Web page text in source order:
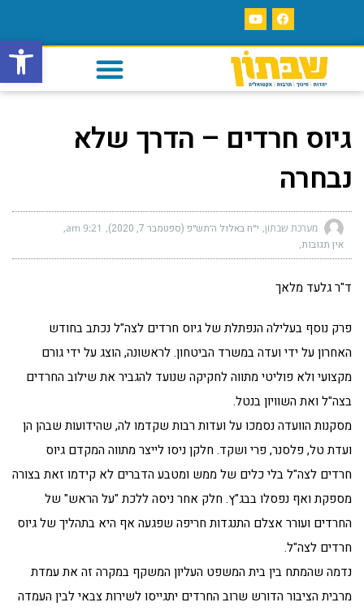
פתח
גיוס חרדים – הדרך שלא
נבחרה
מערכת שבתון י״ח באלול ה׳תש״פ (ספטמבר 7, 2020) 9:21 am
אין תגובות
ד"ר גלעד מלאך
פרק נוסף בעלילה הנפתלת של גיוס חרדים לצה"ל נכתב בחודש
האחרון על ידי ועדה במשרד הביטחון. לראשונה, הוצג על ידי גורם
מקצועי ולא פוליטי מתווה לחקיקה שנועד להגביר את שילוב החרדים
בצה"ל ואת השוויון בנטל.
מסקנות הוועדה נסמכו על ועדות רבות שקדמו לה, שהידועות שבהן הן
ועדת טל, פלסנר, פרי ושקד. חלקן ניסו לייצר מתווה המקדם גיוס
חרדים לצה"ל בלי כלים של ממש ומטבע הדברים לא קידמו זאת בצורה
מספקת ואף נפסלו בבג"ץ. חלק אחר ניסה ללכת "על הראש" של
החרדים ועורר אצלם התנגדות חריפה שפגעה אף היא בתהליך של גיוס
חרדים לצה"ל.
נדמה שהמתח בין בית המשפט העליון המשקף במקרה זה את עמדת
מרבית הציבור הדורש שרוב החרדים יתגייסו לשירות צבאי לבין העמדה